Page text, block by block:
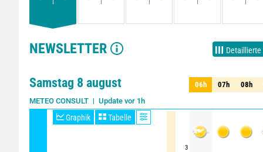
NEWSLETTER
Samstag 8 august
METEO CONSULT Update vor 1h
Graphik Tabelle
3
06h 07h 08h
06h 07h 08h